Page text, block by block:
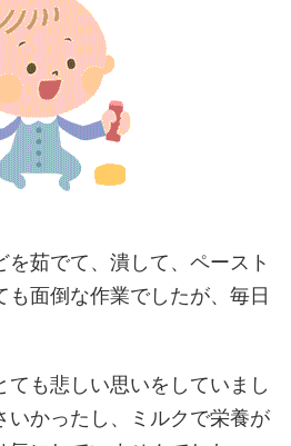
を茹でて、潰して、ペースト
も面倒な作業でしたが、毎日
ても悲しい思いをしていまし
いかったし、ミルクで栄養が